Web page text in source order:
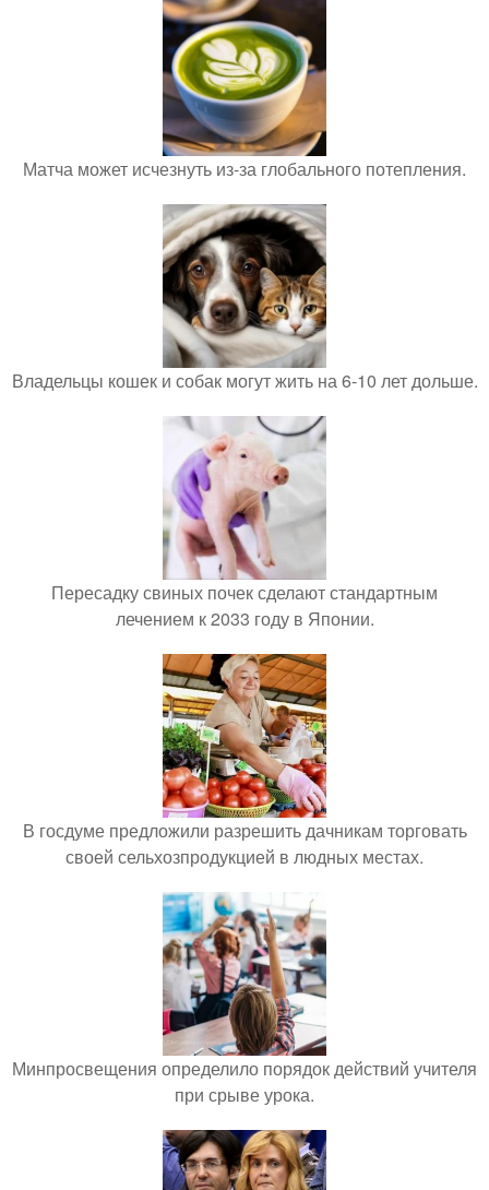
Матча может исчезнуть из-за глобального потепления.
Владельцы кошек и собак могут жить на 6-10 лет дольше.
Пересадку свиных почек сделают стандартным
лечением к 2033 году в Японии.
В госдуме предложили разрешить дачникам торговать
своей сельхозпродукцией в людных местах.
Минпросвещения определило порядок действий учителя
при срыве урока.